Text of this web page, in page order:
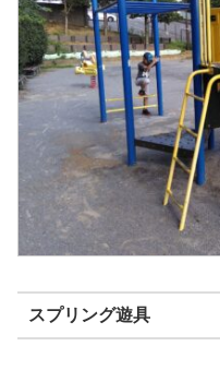
スプリング遊具